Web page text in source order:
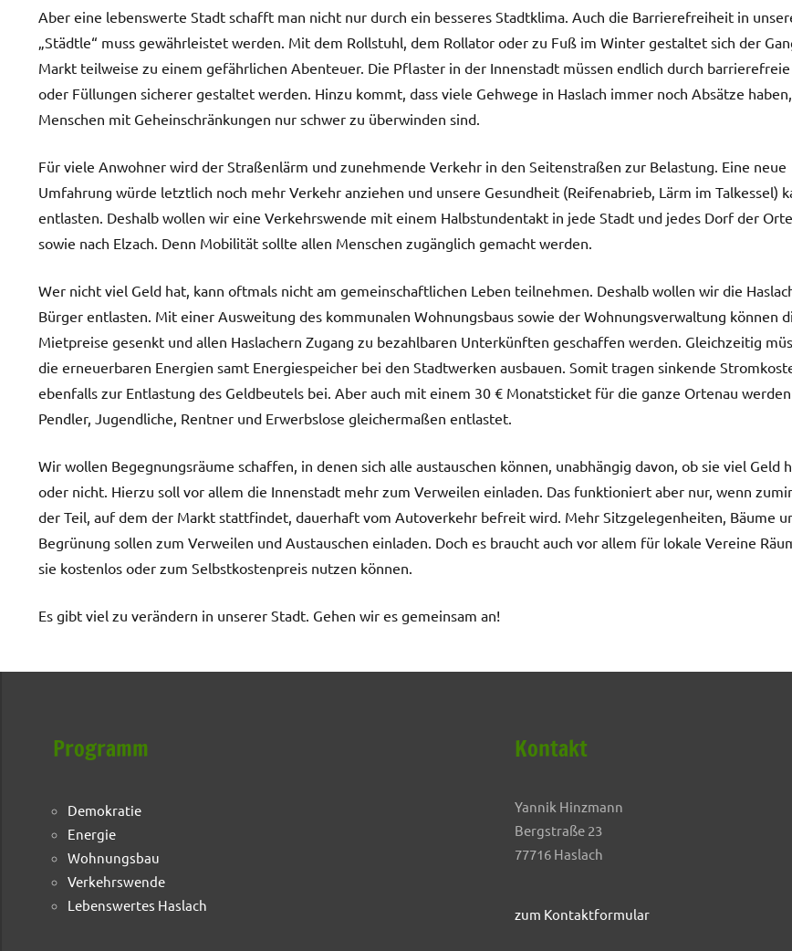
Aber eine lebenswerte Stadt schafft man nicht nur durch ein besseres Stadtklima. Auch die Barrierefreiheit in
„Städtle“ muss gewährleistet werden. Mit dem Rollstuhl, dem Rollator oder zu Fuß im Winter gestaltet sich der
Markt teilweise zu einem gefährlichen Abenteuer. Die Pflaster in der Innenstadt müssen endlich durch
oder Füllungen sicherer gestaltet werden. Hinzu kommt, dass viele Gehwege in Haslach immer noch Absätze
Menschen mit Geheinschränkungen nur schwer zu überwinden sind.
Für viele Anwohner wird der Straßenlärm und zunehmende Verkehr in den Seitenstraßen zur Belastung. Eine neue
Umfahrung würde letztlich noch mehr Verkehr anziehen und unsere Gesundheit (Reifenabrieb, Lärm im Talkessel)
entlasten. Deshalb wollen wir eine Verkehrswende mit einem Halbstundentakt in jede Stadt und jedes Dorf der
sowie nach Elzach. Denn Mobilität sollte allen Menschen zugänglich gemacht werden.
Wer nicht viel Geld hat, kann oftmals nicht am gemeinschaftlichen Leben teilnehmen. Deshalb wollen wir die
Bürger entlasten. Mit einer Ausweitung des kommunalen Wohnungsbaus sowie der Wohnungsverwaltung können
Mietpreise gesenkt und allen Haslachern Zugang zu bezahlbaren Unterkünften geschaffen werden. Gleichzeitig
die erneuerbaren Energien samt Energiespeicher bei den Stadtwerken ausbauen. Somit tragen sinkende
ebenfalls zur Entlastung des Geldbeutels bei. Aber auch mit einem 30 € Monatsticket für die ganze Ortenau werden
Pendler, Jugendliche, Rentner und Erwerbslose gleichermaßen entlastet.
Wir wollen Begegnungsräume schaffen, in denen sich alle austauschen können, unabhängig davon, ob sie viel Geld
oder nicht. Hierzu soll vor allem die Innenstadt mehr zum Verweilen einladen. Das funktioniert aber nur, wenn
der Teil, auf dem der Markt stattfindet, dauerhaft vom Autoverkehr befreit wird. Mehr Sitzgelegenheiten, Bäume
Begrünung sollen zum Verweilen und Austauschen einladen. Doch es braucht auch vor allem für lokale Vereine
sie kostenlos oder zum Selbstkostenpreis nutzen können.
Es gibt viel zu verändern in unserer Stadt. Gehen wir es gemeinsam an!
Programm
Demokratie
Energie
Wohnungsbau
Verkehrswende
Lebenswertes Haslach
Kontakt
Yannik Hinzmann
Bergstraße 23
77716 Haslach
zum Kontaktformular